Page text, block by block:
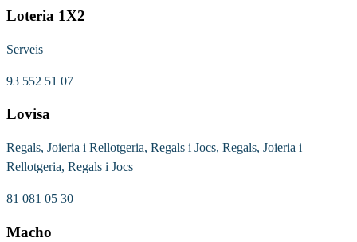
Loteria 1X2
Serveis
93 552 51 07
Lovisa
Regals, Joieria i Rellotgeria, Regals i Jocs, Regals, Joieria i
Rellotgeria, Regals i Jocs
81 081 05 30
Macho